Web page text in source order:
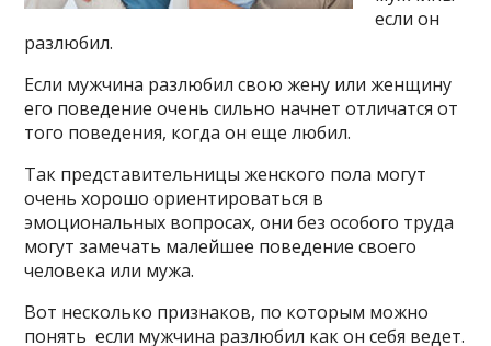
если он
разлюбил.
Если мужчина разлюбил свою жену или женщину
его поведение очень сильно начнет отличатся от
того поведения, когда он еще любил.
Так представительницы женского пола могут
очень хорошо ориентироваться в
эмоциональных вопросах, они без особого труда
могут замечать малейшее поведение своего
человека или мужа.
Вот несколько признаков, по которым можно
понять если мужчина разлюбил как он себя ведет.